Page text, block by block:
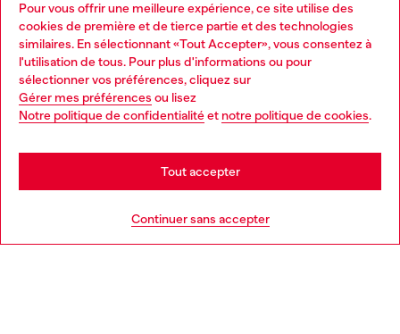
Pour vous offrir une meilleure expérience, ce site utilise des
cookies de première et de tierce partie et des technologies
similaires. En sélectionnant «Tout Accepter», vous consentez à
l'utilisation de tous. Pour plus d'informations ou pour
sélectionner vos préférences, cliquez sur
Gérer mes préférences ou lisez
Notre politique de confidentialitéet notre politique de cookies.
Continuer sans accepter
Tout accepter
Services omnicanaux
Découvrez tous nos services, en ligne et en magasin.
En savoir plus
Choose your location
You are currently browsing France website, but it seems you
may be based in United States